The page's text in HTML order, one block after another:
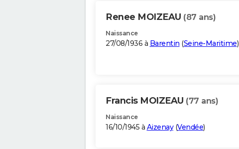
Renee MOIZEAU (87 ans)
Naissance
27/08/1936 à Barentin (Seine-Maritime)
Francis MOIZEAU (77 ans)
Naissance
16/10/1945 à Aizenay(Vendée)